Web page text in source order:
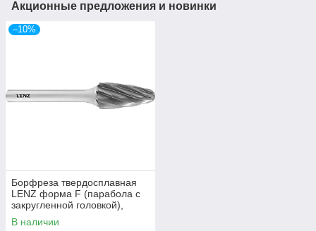
Акционные предложения и новинки
–10%
Борфреза твердосплавная
LENZ форма F (парабола с
закругленной головкой),
6х18х6х50 мм, насечка №7,
без покрытия, арт. LZBF 030
В наличии